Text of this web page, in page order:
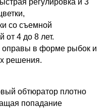
со съемной
от 4 до 8 лет.
оправы в форме рыбок и
решения.
обтюратор плотно
попадание